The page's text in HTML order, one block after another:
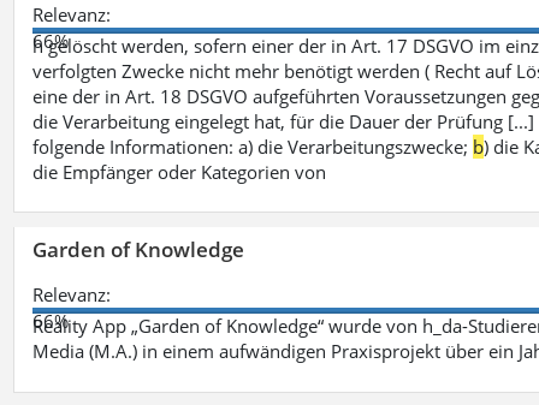
Relevanz:
66%
h gelöscht werden, sofern einer der in Art. 17 DSGVO im
verfolgten Zwecke nicht mehr benötigt werden ( Recht auf
eine der in Art. 18 DSGVO aufgeführten Voraussetzungen
die Verarbeitung eingelegt hat, für die Dauer der Prüfung
folgende Informationen: a) die Verarbeitungszwecke; b) die
die Empfänger oder Kategorien von
Garden of Knowledge
Relevanz:
66%
Reality App „Garden of Knowledge“ wurde von h_da-
Media (M.A.) in einem aufwändigen Praxisprojekt über ein